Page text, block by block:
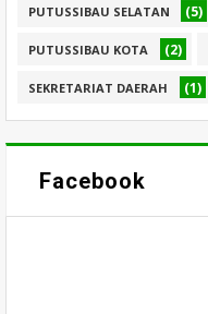
PUTUSSIBAU SELATAN (5)
PUTUSSIBAU KOTA (2)
SEKRETARIAT DAERAH (1)
Facebook